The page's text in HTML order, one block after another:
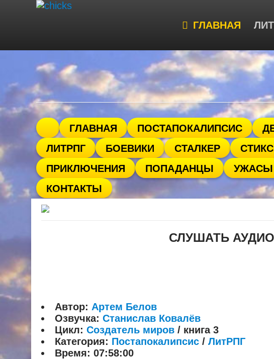
ГЛАВНАЯ
ГЛАВНАЯ ПОСТАПОКАЛИПСИС
ЛИТРПГ
БОЕВИКИ СТАЛКЕР СТИКС
ПРИКЛЮЧЕНИЯ
ПОПАДАНЦЫ УЖАСЫ
КОНТАКТЫ
СЛУШАТЬ
Автор: Артем Белов
Озвучка: Станислав Ковалёв
Цикл: Создатель миров / книга 3
Категория: Постапокалипсис / ЛитРПГ
Время: 07:58:00